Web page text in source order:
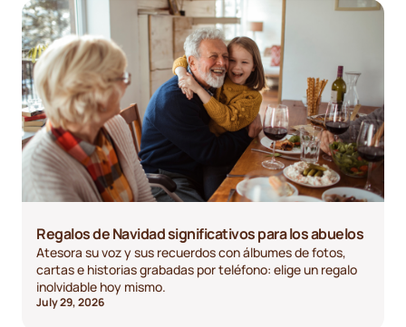
Regalos de Navidad significativos para los abuelos
Atesora su voz y sus recuerdos con álbumes de fotos,
cartas e historias grabadas por teléfono: elige un regalo
inolvidable hoy mismo.
July 29, 2026